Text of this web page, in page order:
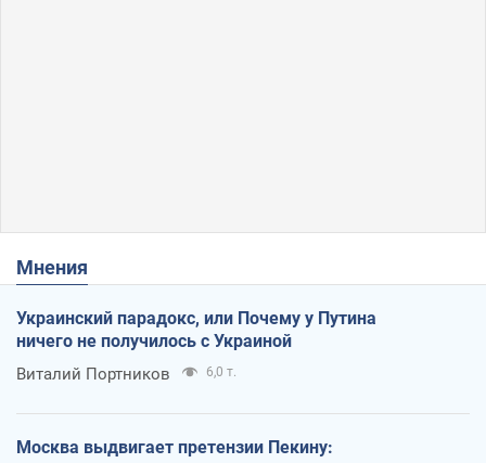
Мнения
Украинский парадокс, или Почему у Путина
ничего не получилось с Украиной
Виталий Портников 6,0 т.
Москва выдвигает претензии Пекину: